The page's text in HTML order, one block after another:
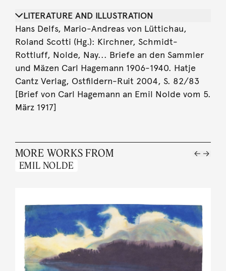
LITERATURE AND ILLUSTRATION
Hans Delfs, Mario-Andreas von Lüttichau,
Roland Scotti (Hg.): Kirchner, Schmidt-
Rottluff, Nolde, Nay... Briefe an den Sammler
und Mäzen Carl Hagemann 1906-1940. Hatje
Cantz Verlag, Ostfildern-Ruit 2004, S. 82/83
[Brief von Carl Hagemann an Emil Nolde vom 5.
März 1917]
MORE WORKS FROM
EMIL NOLDE